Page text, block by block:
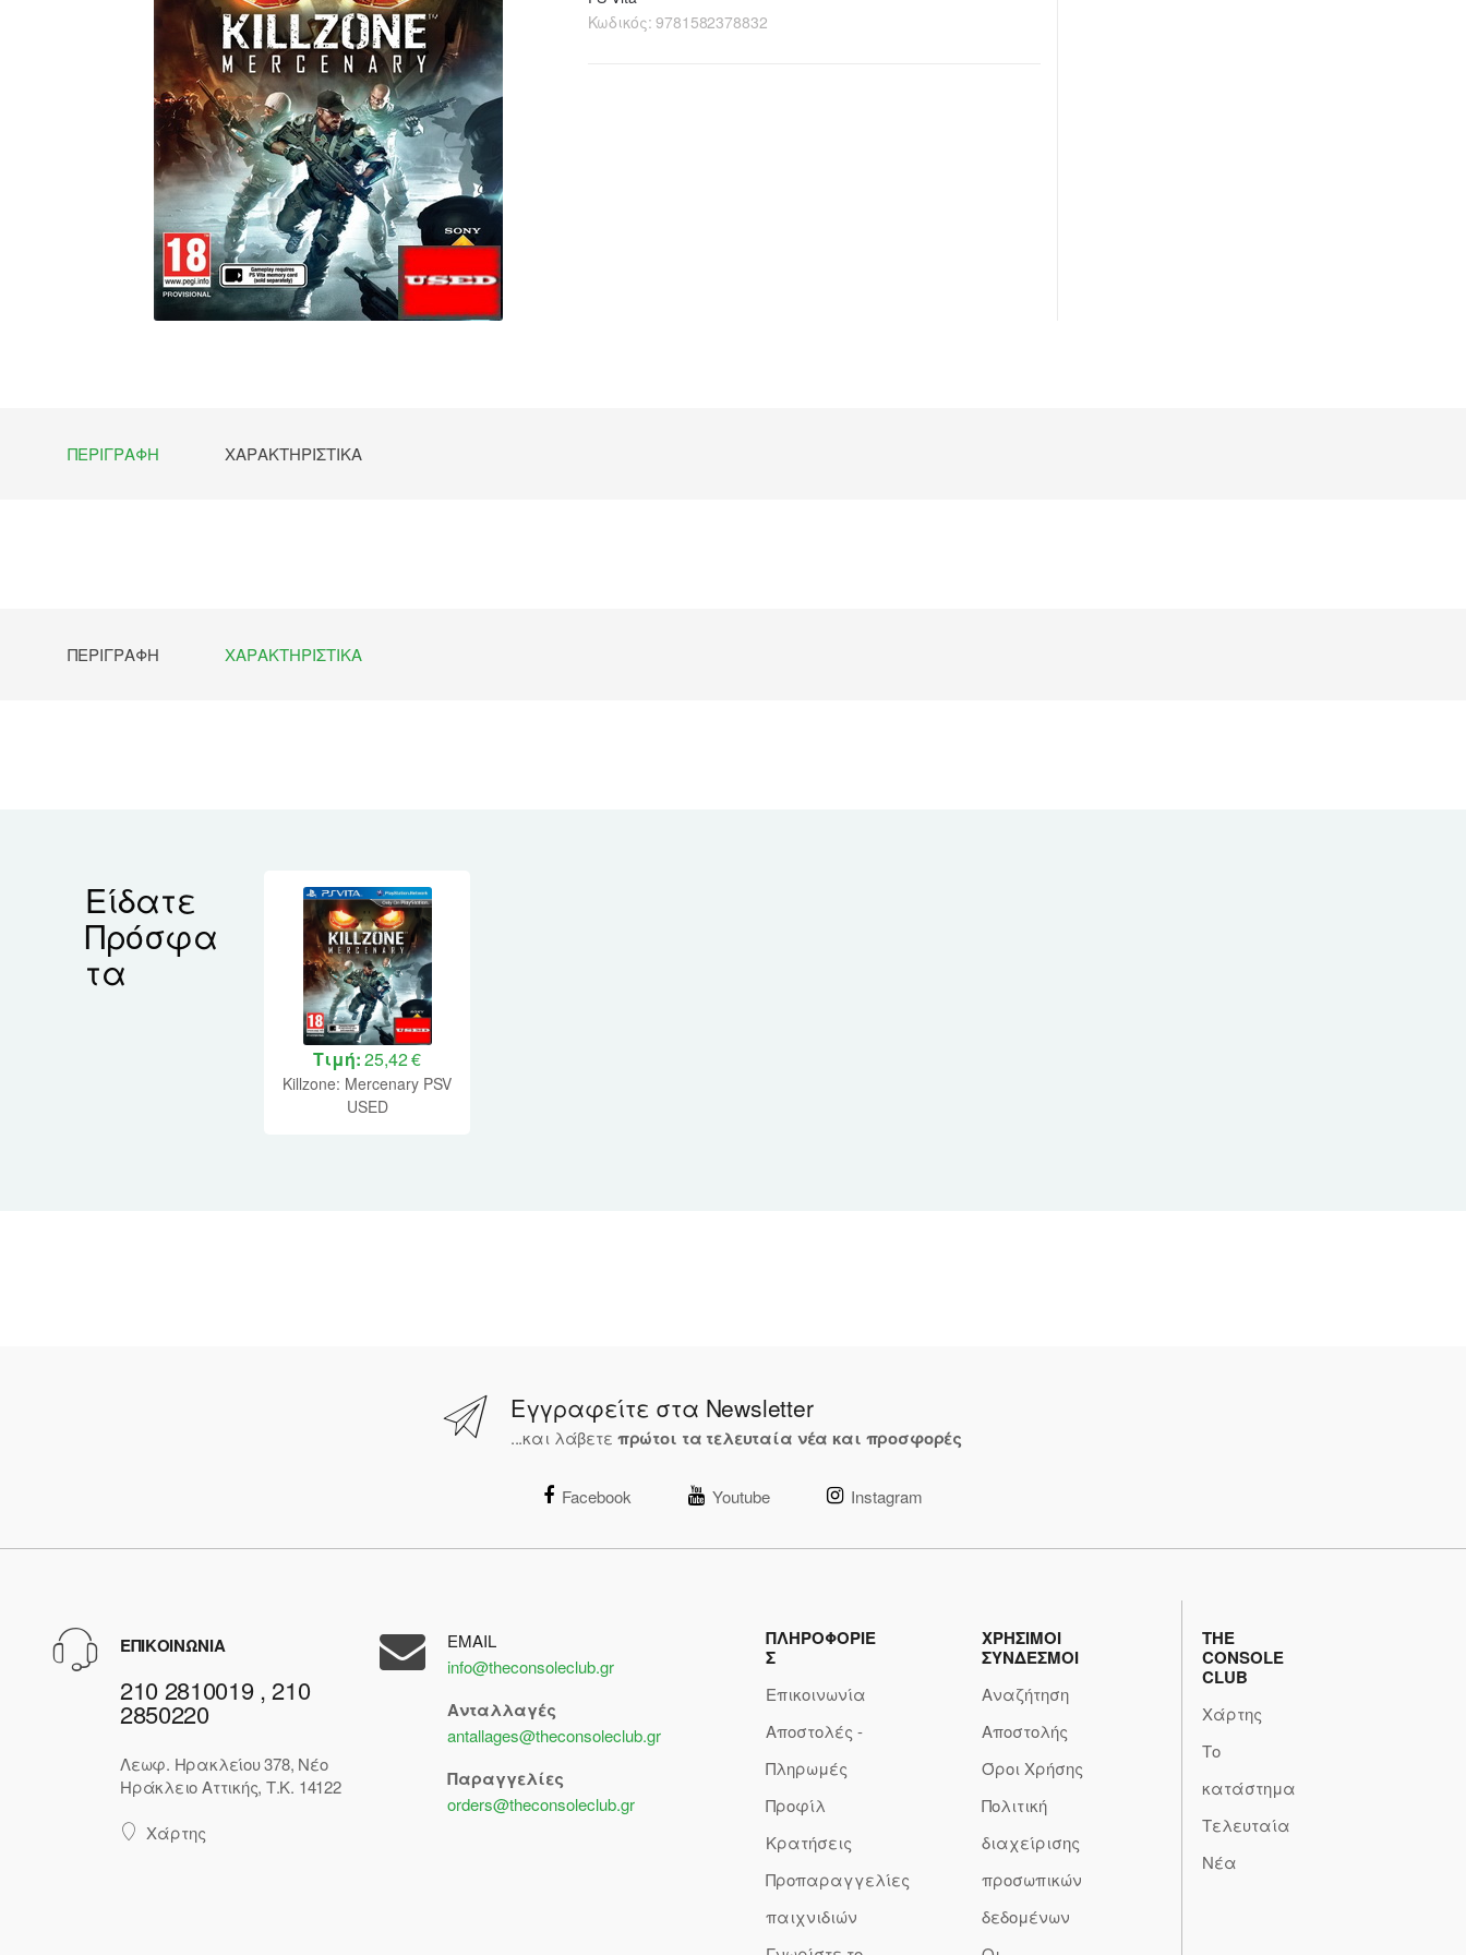
Κωδικός:9781582378832
ΠΕΡΙΓΡΑΦΉ ΧΑΡΑΚΤΗΡΙΣΤΙΚΆ
ΠΕΡΙΓΡΑΦΉ ΧΑΡΑΚΤΗΡΙΣΤΙΚΆ
Είδατε
Πρόσφα
τα
Τιμή:25,42 €
Killzone: Mercenary PSV
USED
Εγγραφείτε στα Newsletter
...και λάβετε πρώτοι τα τελευταία νέα και προσφορές
Facebook Youtube Instagram
ΕΠΙΚΟΙΝΩΝΙΑ
210 2810019 , 210
2850220
Λεωφ. Ηρακλείου 378, Νέο
Ηράκλειο Αττικής, Τ.Κ. 14122
Χάρτης
EMAIL
info@theconsoleclub.gr
Ανταλλαγές
antallages@theconsoleclub.gr
Παραγγελίες
orders@theconsoleclub.gr
ΠΛΗΡΟΦΟΡΙΕ
Σ
Επικοινωνία
Αποστολές -
Πληρωμές
Προφίλ
Κρατήσεις
Προπαραγγελίες
παιχνιδιών
ΧΡΗΣΙΜΟΙ
ΣΥΝΔΕΣΜΟΙ
Αναζήτηση
Αποστολής
Όροι Χρήσης
Πολιτική
διαχείρισης
προσωπικών
δεδομένων
THE
CONSOLE
CLUB
Χάρτης
Το
κατάστημα
Τελευταία
Νέα